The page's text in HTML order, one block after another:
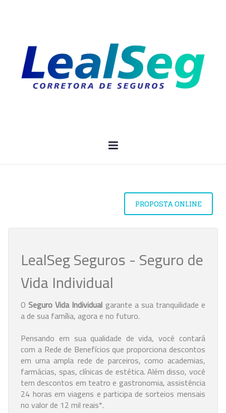
PROPOSTA ONLINE
LealSeg Seguros - Seguro de
Vida Individual
O Seguro Vida Individual garante a sua tranquilidade e
a de sua família, agora e no futuro.
Pensando em sua qualidade de vida, você contará
com a Rede de Benefícios que proporciona descontos
em uma ampla rede de parceiros, como academias,
farmácias, spas, clínicas de estética. Além disso, você
tem descontos em teatro e gastronomia, assistência
24 horas em viagens e participa de sorteios mensais
no valor de 12 mil reais*.